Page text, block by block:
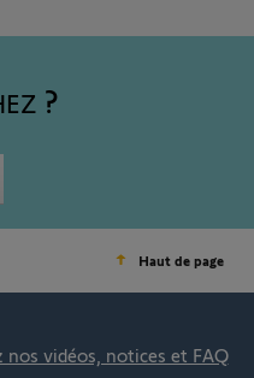
Haut de page
nos vidéos, notices et FAQ